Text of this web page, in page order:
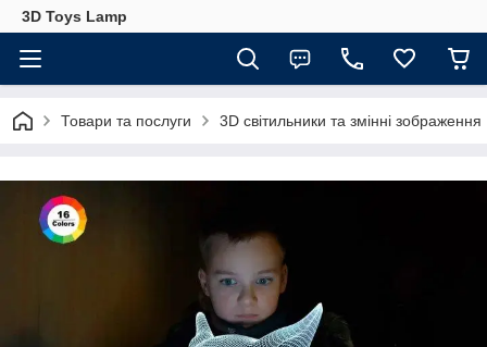
3D Toys Lamp
Товари та послуги 3D світильники та змінні зображення